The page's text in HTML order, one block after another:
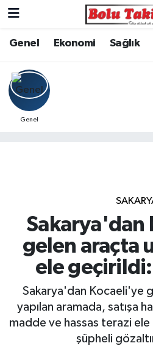
Genel Ekonomi Sağlık
Genel
Sakarya'dan
gelen araçta
ele geçirildi:
Sakarya'dan Kocaeli'ye
yapılan aramada, satışa
madde ve hassas terazi
şüpheli